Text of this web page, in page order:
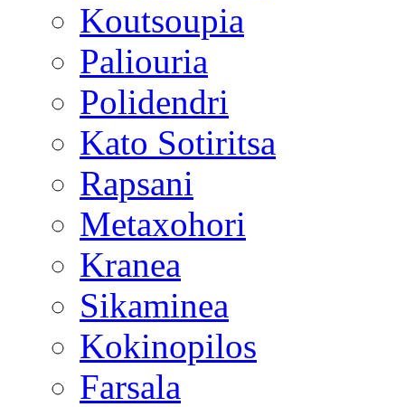
Koutsoupia
Paliouria
Polidendri
Kato Sotiritsa
Rapsani
Metaxohori
Kranea
Sikaminea
Kokinopilos
Farsala